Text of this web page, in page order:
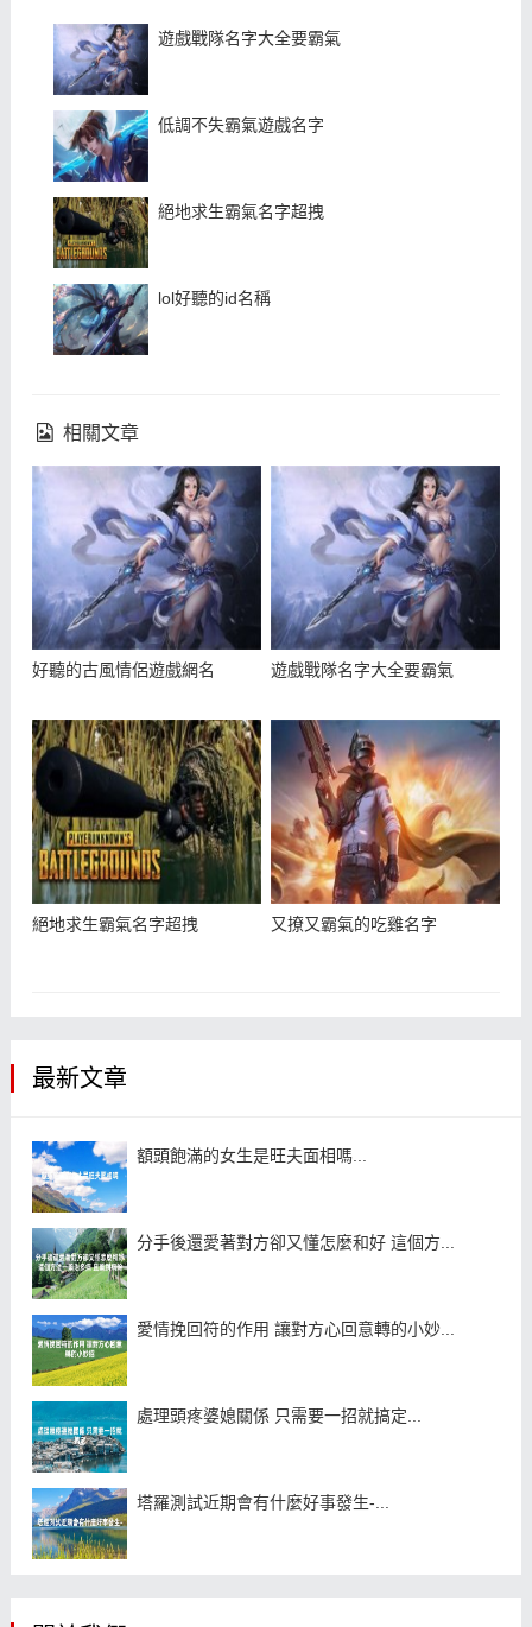
遊戲戰隊名字大全要霸氣
低調不失霸氣遊戲名字
絕地求生霸氣名字超拽
lol好聽的id名稱
相關文章
好聽的古風情侶遊戲網名 遊戲戰隊名字大全要霸氣
絕地求生霸氣名字超拽 又撩又霸氣的吃雞名字
最新文章
額頭飽滿的女生是旺夫面相嗎...
分手後還愛著對方卻又懂怎麼和好 這個方...
愛情挽回符的作用 讓對方心回意轉的小妙...
處理頭疼婆媳關係 只需要一招就搞定...
塔羅測試近期會有什麼好事發生-...